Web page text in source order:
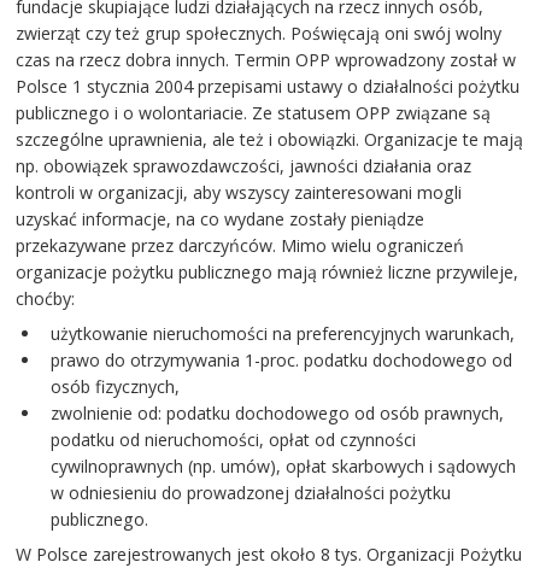
fundacje skupiające ludzi działających na rzecz innych osób,
zwierząt czy też grup społecznych. Poświęcają oni swój wolny
czas na rzecz dobra innych. Termin OPP wprowadzony został w
Polsce 1 stycznia 2004 przepisami ustawy o działalności pożytku
publicznego i o wolontariacie. Ze statusem OPP związane są
szczególne uprawnienia, ale też i obowiązki. Organizacje te mają
np. obowiązek sprawozdawczości, jawności działania oraz
kontroli w organizacji, aby wszyscy zainteresowani mogli
uzyskać informacje, na co wydane zostały pieniądze
przekazywane przez darczyńców. Mimo wielu ograniczeń
organizacje pożytku publicznego mają również liczne przywileje,
choćby:
użytkowanie nieruchomości na preferencyjnych warunkach,
prawo do otrzymywania 1-proc. podatku dochodowego od
osób fizycznych,
zwolnienie od: podatku dochodowego od osób prawnych,
podatku od nieruchomości, opłat od czynności
cywilnoprawnych (np. umów), opłat skarbowych i sądowych
w odniesieniu do prowadzonej działalności pożytku
publicznego.
W Polsce zarejestrowanych jest około 8 tys. Organizacji Pożytku